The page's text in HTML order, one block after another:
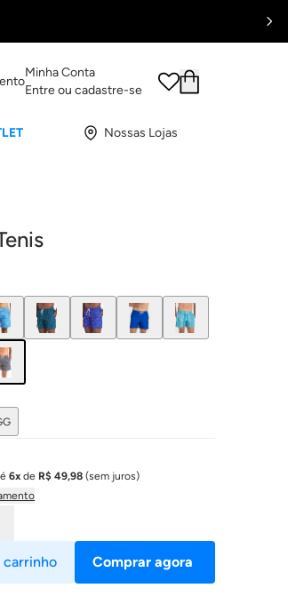
Minha Conta
Entre ou cadastre-se
Nossas Lojas
6x de R$ 49,98 (sem juros)
Comprar agora
carrinho